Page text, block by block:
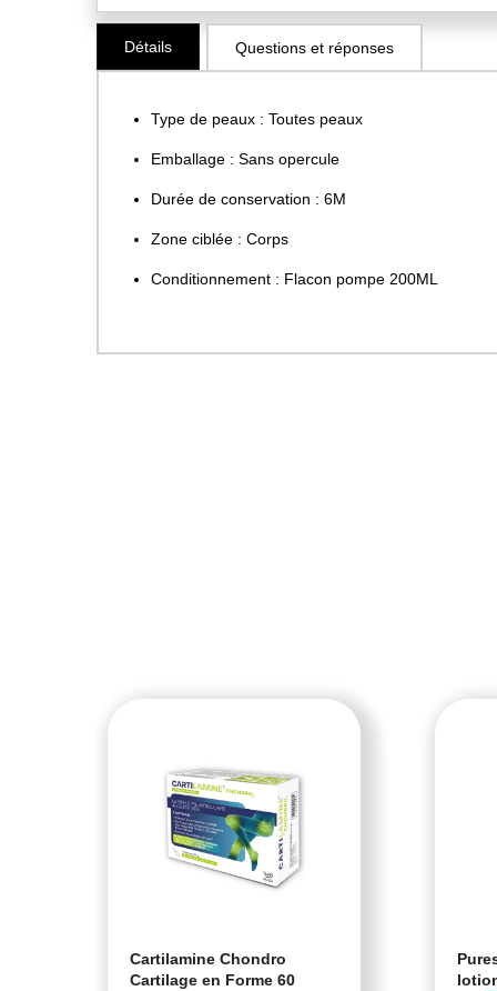
Skip
the
Détails
Type de peaux : Toutes peaux
Emballage : Sans opercule
Durée de conservation : 6M
Zone ciblée : Corps
Conditionnement : Flacon pompe 200ML
Questions et réponses
Cartilamine Chondro
Cartilage en Forme 60